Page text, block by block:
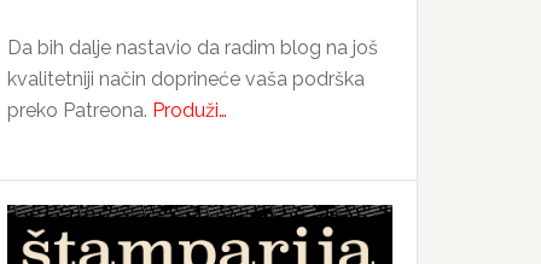
Da bih dalje nastavio da radim blog na još
kvalitetniji način doprineće vaša podrška
preko Patreona. Produži…